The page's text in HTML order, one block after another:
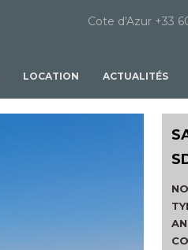
Cote d'Azur +33
LOCATION ACTUALITÉS